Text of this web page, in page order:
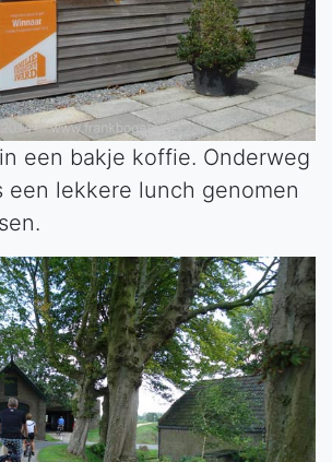
een bakje koffie. Onderweg
een lekkere lunch genomen